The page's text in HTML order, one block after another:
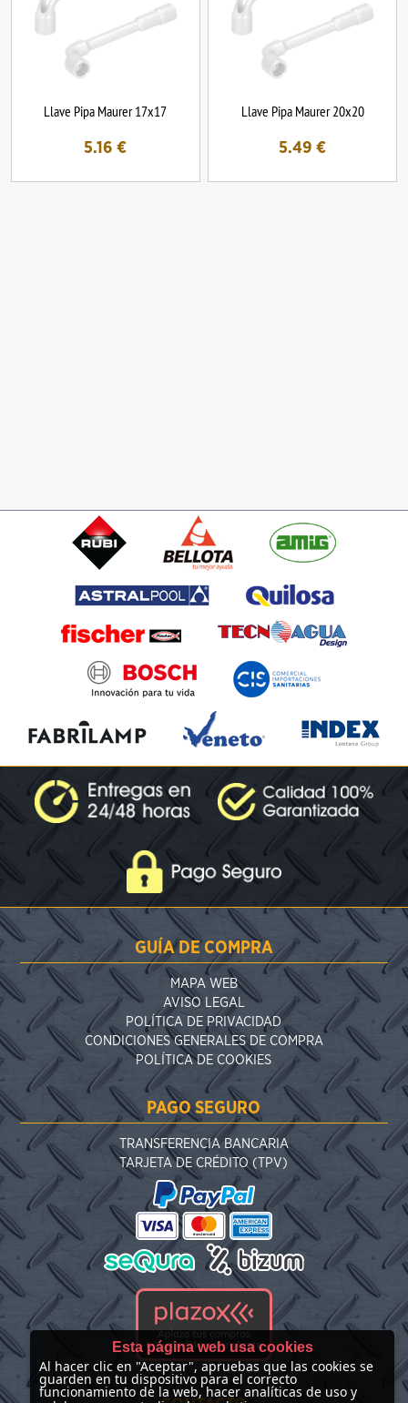
Llave Pipa Maurer 17x17
5.16 €
Llave Pipa Maurer 20x20
5.49 €
GUÍA DE COMPRA
MAPA WEB
AVISO LEGAL
POLÍTICA DE PRIVACIDAD
CONDICIONES GENERALES DE COMPRA
POLÍTICA DE COOKIES
PAGO SEGURO
TRANSFERENCIA BANCARIA
TARJETA DE CRÉDITO (TPV)
Esta página web usa cookies
Al hacer clic en "Aceptar", apruebas que las cookies se
guarden en tu dispositivo para el correcto
funcionamiento de la web, hacer analíticas de uso y